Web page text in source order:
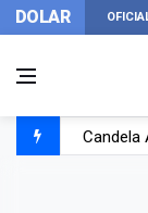
DOLAR
Candela